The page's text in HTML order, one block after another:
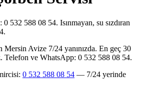
532 588 08 54. Isınmayan, su sızdıran
Avize 7/24 yanınızda. En geç 30
Telefon ve WhatsApp: 0 532 588 08 54.
0 532 588 08 54 — 7/24 yerinde